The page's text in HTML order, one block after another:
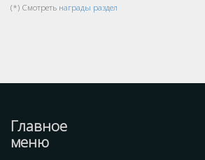
(*) Смотреть награды раздел
Главное
меню